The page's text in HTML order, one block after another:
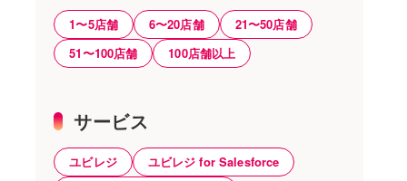
1〜5店舗 6〜20店舗
21〜50店舗
51〜100店舗
100店舗以上
サービス
ユビレジ
ユビレジ for Salesforce